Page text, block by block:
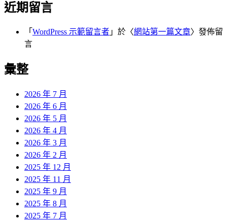
近期留言
「 WordPress 示範留言者 」於〈網站第一篇文章〉發佈留
言
彙整
2026 年 7 月
2026 年 6 月
2026 年 5 月
2026 年 4 月
2026 年 3 月
2026 年 2 月
2025 年 12 月
2025 年 11 月
2025 年 9 月
2025 年 8 月
2025 年 7 月